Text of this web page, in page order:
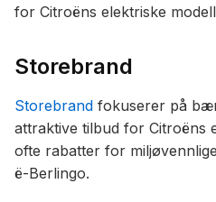
for Citroëns elektriske
Storebrand
Storebrand fokuserer på
attraktive tilbud for Citroëns
ofte rabatter for
ë-Berlingo.